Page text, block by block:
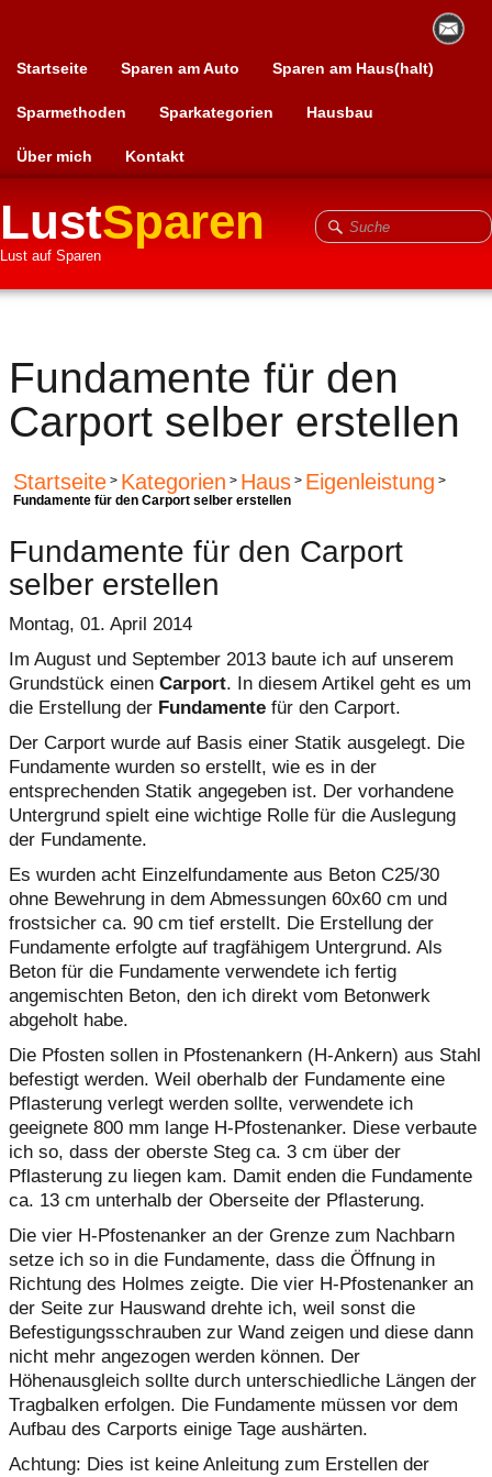
Startseite Sparen am Auto Sparen am Haus(halt)
Sparmethoden Sparkategorien Hausbau
Über mich Kontakt
LustSparen
Lust auf Sparen
Fundamente für den
Carport selber erstellen
Startseite > Kategorien > Haus > Eigenleistung >
Fundamente für den Carport selber erstellen
Fundamente für den Carport
selber erstellen
Montag, 01. April 2014
Im August und September 2013 baute ich auf unserem
Grundstück einen Carport. In diesem Artikel geht es um
die Erstellung der Fundamente für den Carport.
Der Carport wurde auf Basis einer Statik ausgelegt. Die
Fundamente wurden so erstellt, wie es in der
entsprechenden Statik angegeben ist. Der vorhandene
Untergrund spielt eine wichtige Rolle für die Auslegung
der Fundamente.
Es wurden acht Einzelfundamente aus Beton C25/30
ohne Bewehrung in dem Abmessungen 60x60 cm und
frostsicher ca. 90 cm tief erstellt. Die Erstellung der
Fundamente erfolgte auf tragfähigem Untergrund. Als
Beton für die Fundamente verwendete ich fertig
angemischten Beton, den ich direkt vom Betonwerk
abgeholt habe.
Die Pfosten sollen in Pfostenankern (H-Ankern) aus Stahl
befestigt werden. Weil oberhalb der Fundamente eine
Pflasterung verlegt werden sollte, verwendete ich
geeignete 800 mm lange H-Pfostenanker. Diese verbaute
ich so, dass der oberste Steg ca. 3 cm über der
Pflasterung zu liegen kam. Damit enden die Fundamente
ca. 13 cm unterhalb der Oberseite der Pflasterung.
Die vier H-Pfostenanker an der Grenze zum Nachbarn
setze ich so in die Fundamente, dass die Öffnung in
Richtung des Holmes zeigte. Die vier H-Pfostenanker an
der Seite zur Hauswand drehte ich, weil sonst die
Befestigungsschrauben zur Wand zeigen und diese dann
nicht mehr angezogen werden können. Der
Höhenausgleich sollte durch unterschiedliche Längen der
Tragbalken erfolgen. Die Fundamente müssen vor dem
Aufbau des Carports einige Tage aushärten.
Achtung: Dies ist keine Anleitung zum Erstellen der